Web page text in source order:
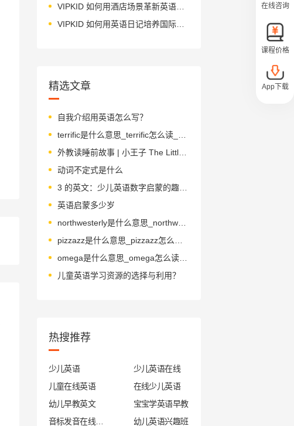
VIPKID 如何用酒店场景革新英语教学？
VIPKID 如何用英语日记培养国际化人才？
精选文章
自我介绍用英语怎么写？
外教读睡前故事 | 小王子 The Little Prince 第18章
动词不定式是什么
3 的英文：少儿英语数字启蒙的趣味教学
英语启蒙多少岁
northwesterly是什么意思_northwesterly怎么读_音标'nɔ-θ'westəlɪ
omega是什么意思_omega怎么读_音标'əʊmɪɡə
儿童英语学习资源的选择与利用？
热搜推荐
少儿英语
少儿英语在线
儿童在线英语
在线少儿英语
幼儿早教英文
宝宝学英语早教
幼儿英语兴趣班
在线咨询
课程价格
App下载